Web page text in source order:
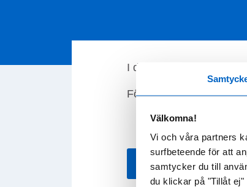
Välkomna!
Vi och våra partners
surfbeteende för att
samtycker du till
du klickar på "Tillåt
I denna skrift har vi
För fullständig
LADDA NER HÄR